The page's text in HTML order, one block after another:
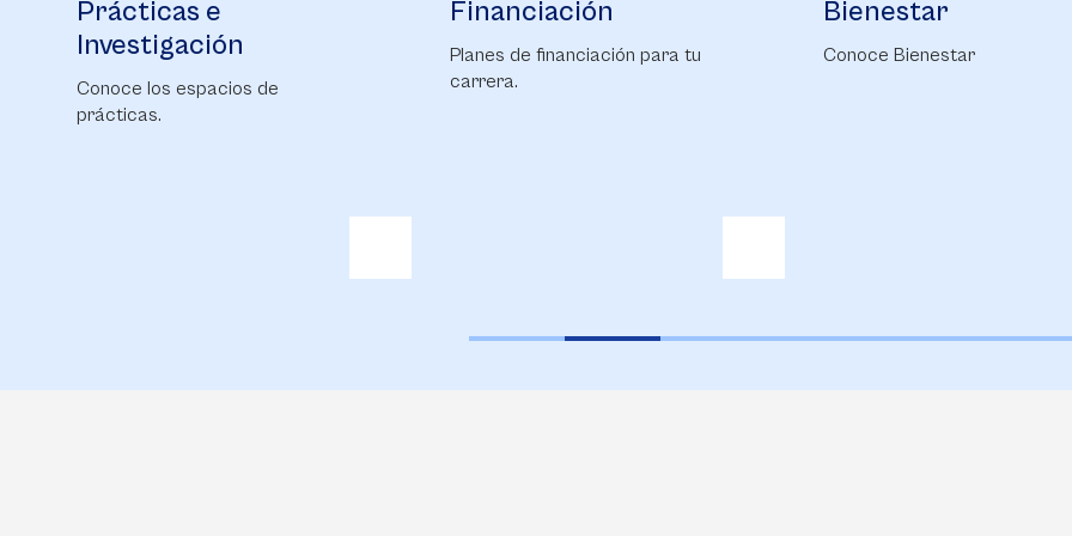
Financiación
Planes de financiación para tu
carrera.
Bienestar
Conoce Bienestar
Campus Life
Conoce nuestro Campus Life